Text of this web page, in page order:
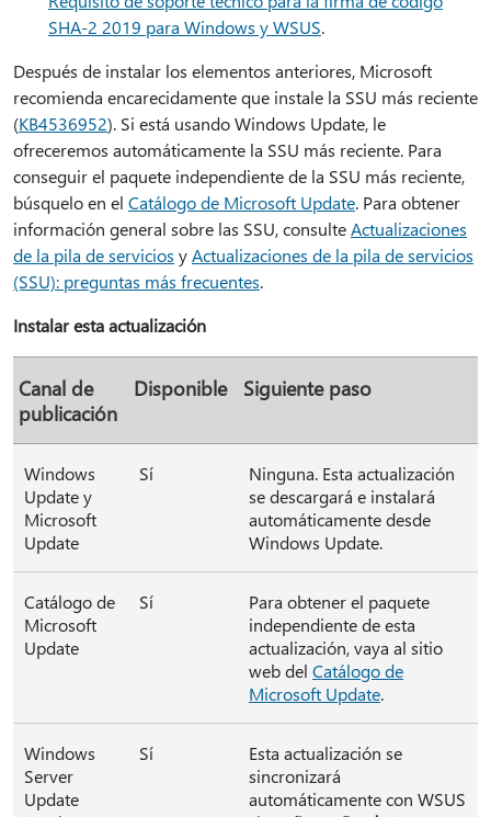
SHA-2 2019 para Windows y WSUS.
Después de instalar los elementos anteriores, Microsoft
recomienda encarecidamente que instale la SSU más reciente
(KB4536952). Si está usando Windows Update, le
ofreceremos automáticamente la SSU más reciente. Para
conseguir el paquete independiente de la SSU más reciente,
búsquelo en el Catálogo de Microsoft Update. Para obtener
información general sobre las SSU, consulteActualizaciones
de la pila de servicios yActualizaciones de la pila de servicios
(SSU): preguntas más frecuentes.
Instalar esta actualización
Canal de
publicación
Disponible Siguiente paso
Windows
Update y
Microsoft
Update
Sí
Ninguna. Esta actualización
se descargará e instalará
automáticamente desde
Windows Update.
Catálogo de
Microsoft
Update
Sí
Para obtener el paquete
independiente de esta
actualización, vaya al sitio
web del Catálogo de
Microsoft Update.
Windows
Server
Update
Sí
Esta actualización se
sincronizará
automáticamente con WSUS